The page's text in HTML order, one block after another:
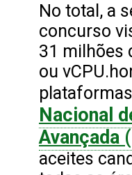
No total, a
concurso
31 milhões
ou
Nacional
Avançada
aceites